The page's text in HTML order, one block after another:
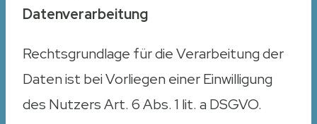
Datenverarbeitung
Rechtsgrundlage für die Verarbeitung der
Daten ist bei Vorliegen einer Einwilligung
des Nutzers Art. 6 Abs. 1 lit. a DSGVO.